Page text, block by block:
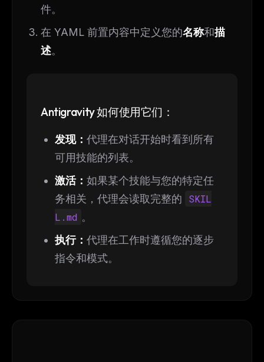
件。
在 YAML 前置内容中定义您的名称和描
述。
Antigravity 如何使用它们：
发现： 代理在对话开始时看到所有
可用技能的列表。
激活： 如果某个技能与您的特定任
务相关，代理会读取完整的
SKIL
L.md 。
执行： 代理在工作时遵循您的逐步
指令和模式。